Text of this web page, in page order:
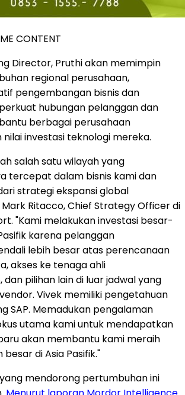
CONTENT
Director, Pruthi akan memimpin
regional perusahaan,
pengembangan bisnis dan
hubungan pelanggan dan
berbagai perusahaan
investasi teknologi mereka.
salah satu wilayah yang
tercepat dalam bisnis kami dan
strategi ekspansi global
Ritacco, Chief Strategy Officer di
"Kami melakukan investasi besar-
karena pelanggan
lebih besar atas perencanaan
akses ke tenaga ahli
pilihan lain di luar jadwal yang
Vivek memiliki pengetahuan
SAP. Memadukan pengalaman
utama kami untuk mendapatkan
akan membantu kami meraih
di Asia Pasifik."
mendorong pertumbuhan ini